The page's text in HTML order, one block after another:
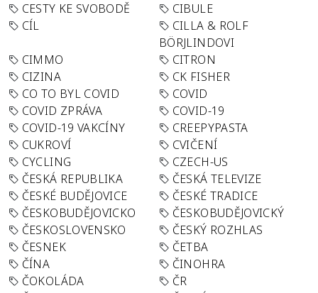
CESTY KE SVOBODĚ
CIBULE
CÍL
CILLA & ROLF
BÖRJLINDOVI
CIMMO
CITRON
CIZINA
CK FISHER
CO TO BYL COVID
COVID
COVID ZPRÁVA
COVID-19
COVID-19 VAKCÍNY
CREEPYPASTA
CUKROVÍ
CVIČENÍ
CYCLING
CZECH-US
ČESKÁ REPUBLIKA
ČESKÁ TELEVIZE
ČESKÉ BUDĚJOVICE
ČESKÉ TRADICE
ČESKOBUDĚJOVICKO
ČESKOBUDĚJOVICKÝ
ČESKOSLOVENSKO
ČESKÝ ROZHLAS
ČESNEK
ČETBA
ČÍNA
ČINOHRA
ČOKOLÁDA
ČR